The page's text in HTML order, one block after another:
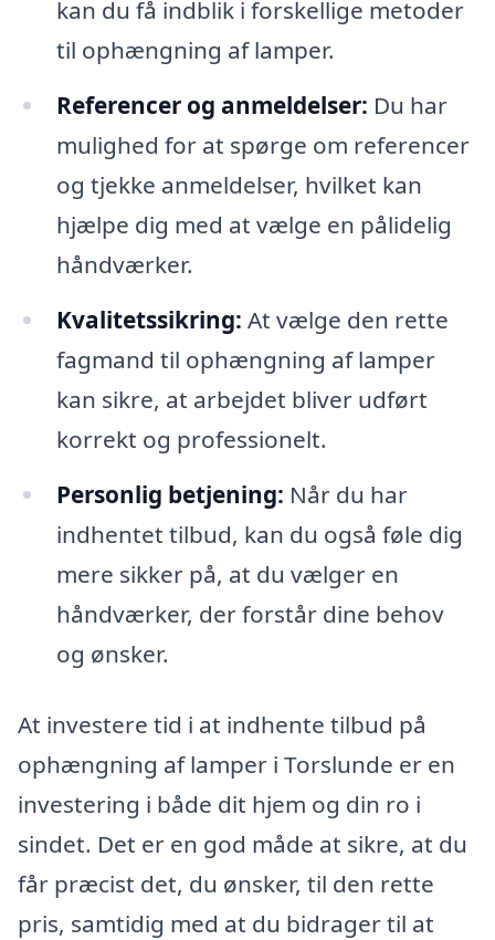
kan du få indblik i forskellige metoder
til ophængning af lamper.
Referencer og anmeldelser: Du har
mulighed for at spørge om referencer
og tjekke anmeldelser, hvilket kan
hjælpe dig med at vælge en pålidelig
håndværker.
Kvalitetssikring: At vælge den rette
fagmand til ophængning af lamper
kan sikre, at arbejdet bliver udført
korrekt og professionelt.
Personlig betjening: Når du har
indhentet tilbud, kan du også føle dig
mere sikker på, at du vælger en
håndværker, der forstår dine behov
og ønsker.
At investere tid i at indhente tilbud på
ophængning af lamper i Torslunde er en
investering i både dit hjem og din ro i
sindet. Det er en god måde at sikre, at du
får præcist det, du ønsker, til den rette
pris, samtidig med at du bidrager til at